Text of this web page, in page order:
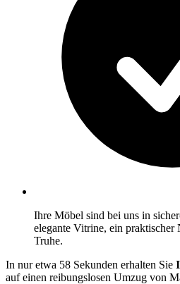
Ihre Möbel sind bei uns in
elegante Vitrine, ein praktischer
Truhe.
In nur etwa 58 Sekunden erhalten Sie
auf einen reibungslosen Umzug von